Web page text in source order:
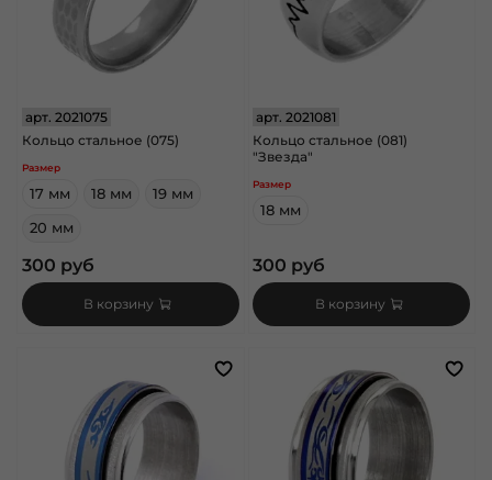
арт. 2021075
Кольцо стальное (075)
Размер
17 мм 18 мм
19 мм
20 мм
300 руб
В корзину
арт.2021081
Кольцо стальное (081)
"Звезда"
Размер
18 мм
300 руб
В корзину